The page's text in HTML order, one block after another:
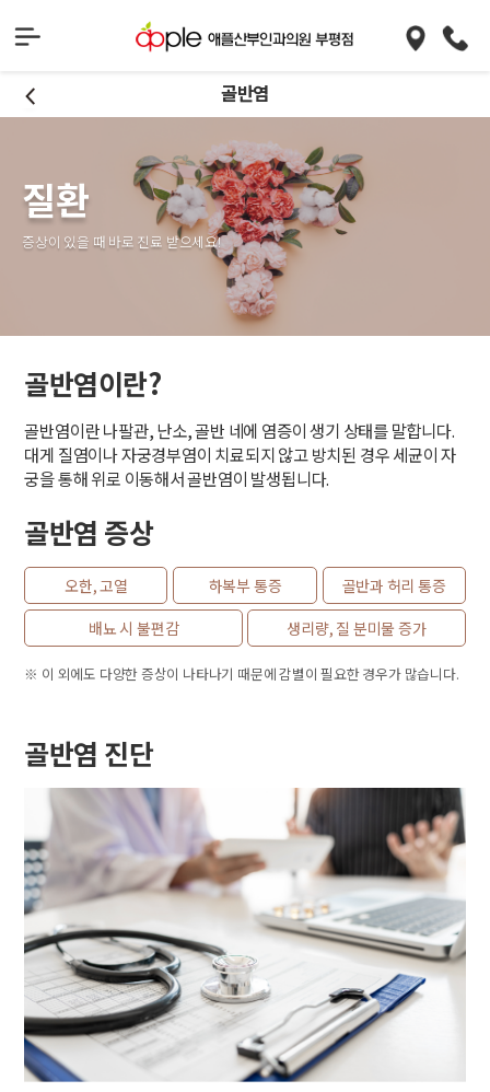
골반염
질환
증상이 있을 때 바로 진료 받으세요!
골반염이란?
골반염이란 나팔관, 난소, 골반 네에 염증이 생기 상태를 말합니다.
대게 질염이나 자궁경부염이 치료되지 않고 방치된 경우 세균이 자
궁을 통해 위로 이동해서 골반염이 발생됩니다.
골반염 증상
오한, 고열 하복부 통증
골반과 허리 통증
배뇨 시 불편감
생리량, 질 분미물 증가
※ 이 외에도 다양한 증상이 나타나기 때문에 감별이 필요한 경우가 많습니다.
골반염 진단